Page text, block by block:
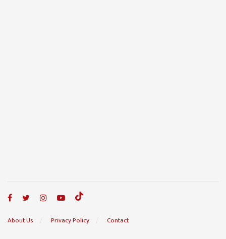
About Us Privacy Policy Contact